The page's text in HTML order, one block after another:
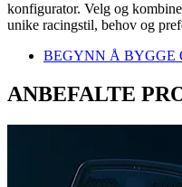
konfigurator. Velg og
unike racingstil, behov og
BEGYNN Å BYGGE
ANBEFALTE